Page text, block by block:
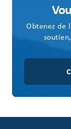
Obtenez de